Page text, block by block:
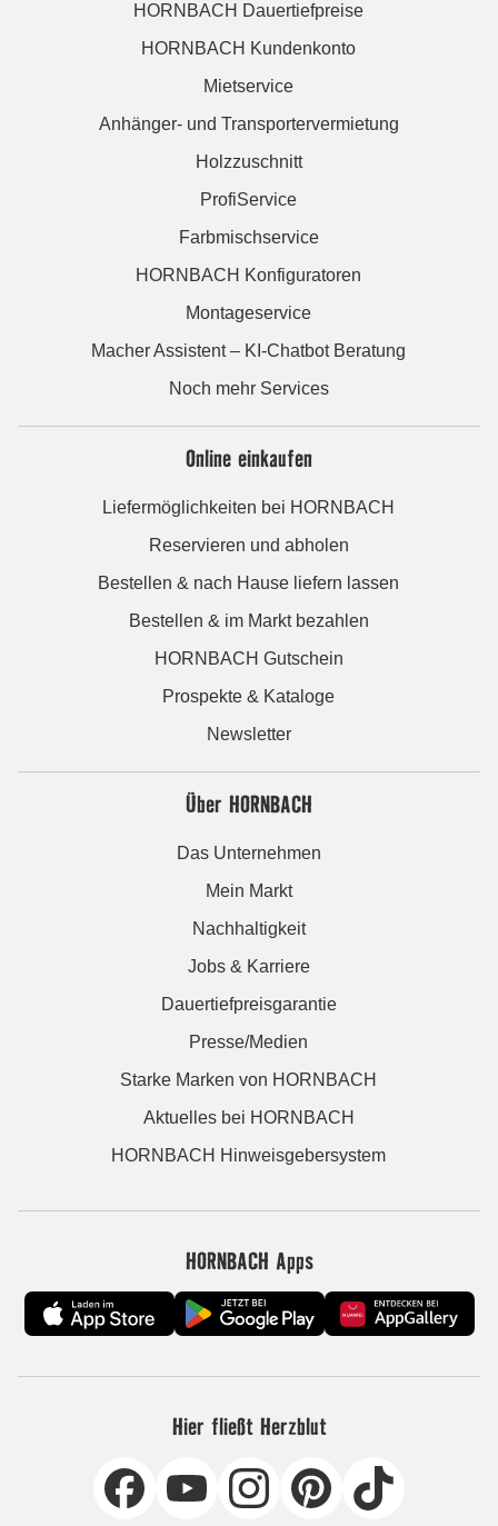
HORNBACH Dauertiefpreise
HORNBACH Kundenkonto
Mietservice
Anhänger- und Transportervermietung
Holzzuschnitt
ProfiService
Farbmischservice
HORNBACH Konfiguratoren
Montageservice
Macher Assistent – KI-Chatbot Beratung
Noch mehr Services
Online einkaufen
Liefermöglichkeiten bei HORNBACH
Reservieren und abholen
Bestellen & nach Hause liefern lassen
Bestellen & im Markt bezahlen
HORNBACH Gutschein
Prospekte & Kataloge
Newsletter
Über HORNBACH
Das Unternehmen
Mein Markt
Nachhaltigkeit
Jobs & Karriere
Dauertiefpreisgarantie
Presse/Medien
Starke Marken von HORNBACH
Aktuelles bei HORNBACH
HORNBACH Hinweisgebersystem
HORNBACH Apps
Hier fließt Herzblut